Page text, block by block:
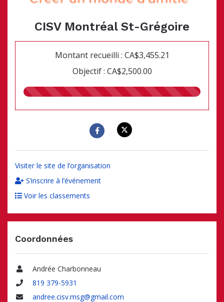
CISV Montréal St-Grégoire
Montant recueilli : CA$3,455.21
Objectif : CA$2,500.00
138.00%
Visiter le site de l’organisation
S’inscrire à l’événement
Voir les classements
Coordonnées
Nom
Andrée Charbonneau
Téléphone
819 379-5931
andree.cisv.msg@gmail.com